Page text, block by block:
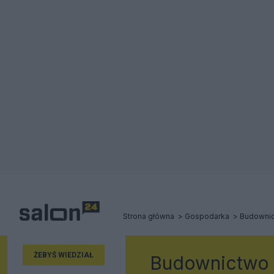
Strona główna Gospodarka
ŻEBYŚ WIEDZIAŁ Budownictwo